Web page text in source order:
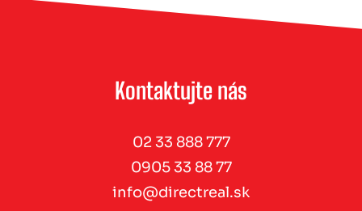
Kontaktujte nás
02 33 888 777
0905 33 88 77
info@directreal.sk